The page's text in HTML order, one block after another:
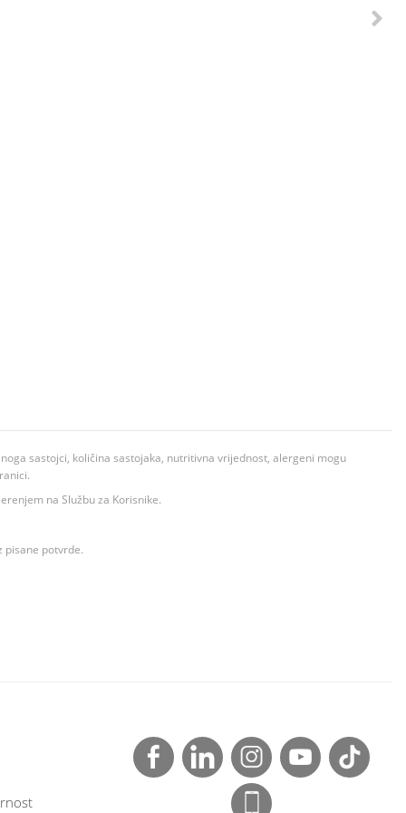
sastojci, količina sastojaka, nutritivna vrijednost, alergeni mogu
na Službu za Korisnike.
pisane potvrde.